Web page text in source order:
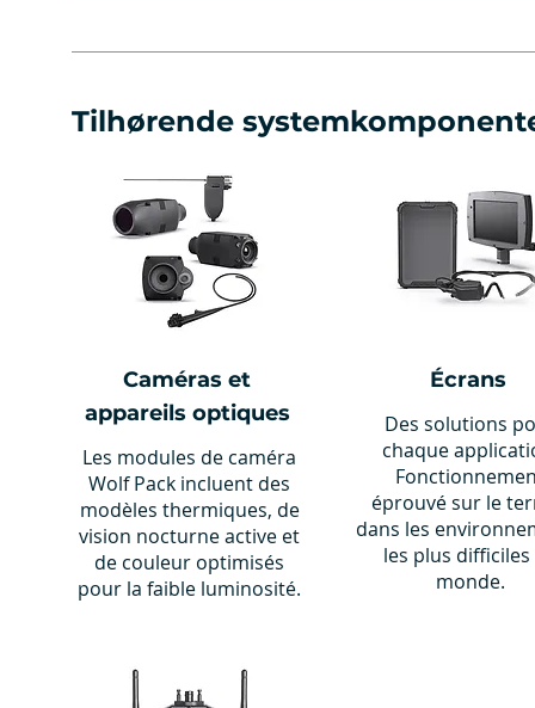
Tilhørende
Caméras et
appareils optiques
Les modules de caméra
Wolf Pack incluent des
modèles thermiques, de
vision nocturne active et
de couleur optimisés
pour la faible luminosité.
Écrans
Des solutions
chaque
éprouvé sur le
dans les
les plus difficiles
monde.